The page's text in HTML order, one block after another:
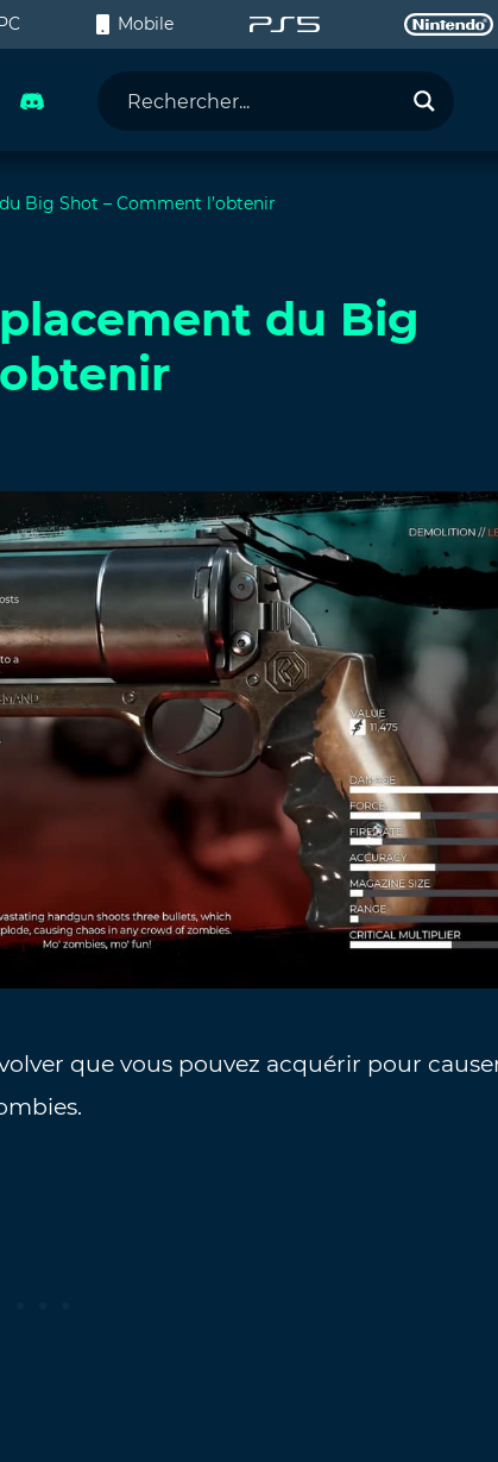
PC Mobile
Big Shot – Comment l’obtenir
du Big
que vous pouvez acquérir pour